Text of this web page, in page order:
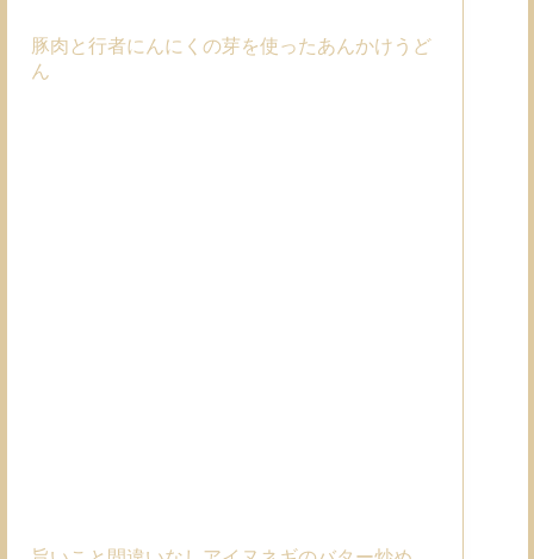
豚肉と行者にんにくの芽を使ったあんかけうど
ん